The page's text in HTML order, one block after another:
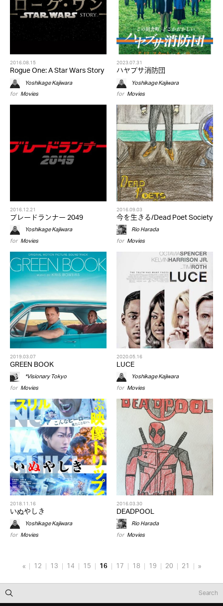
2016.08.15
Rogue One: A Star Wars Story
Yoshikage Kajiwara
for Movies
2023.07.31
ハヤブサ消防団
Yoshikage Kajiwara
for Movies
2016.12.21
ブレードランナー 2049
Yoshikage Kajiwara
for Movies
2016.09.03
今を生きる/Dead Poet Society
Rio Harada
for Movies
2019.03.07
GREEN BOOK
*Visionary Tokyo
for Movies
2020.05.16
LUCE
Yoshikage Kajiwara
for Movies
2018.11.16
いぬやしき
Yoshikage Kajiwara
for Movies
2016.03.30
DEADPOOL
Rio Harada
for Movies
« 12 13 14 15 16 17 18 19 20 21 »